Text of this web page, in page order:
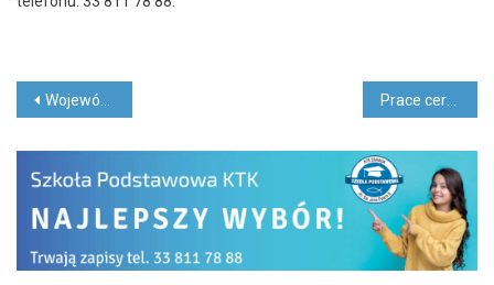
Nawigacja
wpisu
Wojewódzkie Konkursy Przedmiotowe 2021/2022 Prace ceramiczne uczniów z klasy 5 i 6